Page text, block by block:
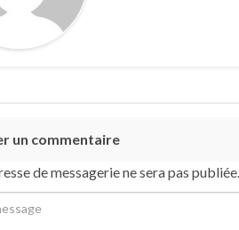
un commentaire
de messagerie ne sera pas publiée.